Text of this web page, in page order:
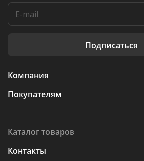
Подписаться
Компания
Покупателям
Каталог товаров
Контакты